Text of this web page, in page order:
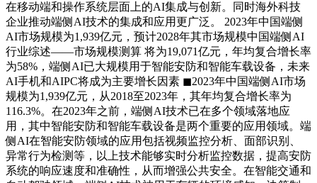
在移动端和操作系统层面上的AI集成与创新。同时海外科技
企业推动端侧AI技术的集成和应用更广泛。 2023年中国端侧
AI市场规模为1,939亿元，预计2028年其市场规模中国端侧AI
行业综述——市场规模测算 将为19,071亿元，年均复合增长率
为58%，端侧AI已大规模用于智能安防和智能车载设备，未来
AI手机和AIPC将成为主要增长因素 ◼2023年中国端侧AI市场
规模为1,939亿元，从2018至2023年，其年均复合增长率为
116.3%。在2023年之前，端侧AI技术已在多个领域落地应
用，其中智能安防和智能车载设备是两个重要的应用领域。端
侧AI在智能安防领域的应用包括视频监控分析、面部识别、
异常行为检测等，以上技术能够实时分析监控数据，提高安防
系统的响应速度和准确性，从而增强公共安全。在智能交通和